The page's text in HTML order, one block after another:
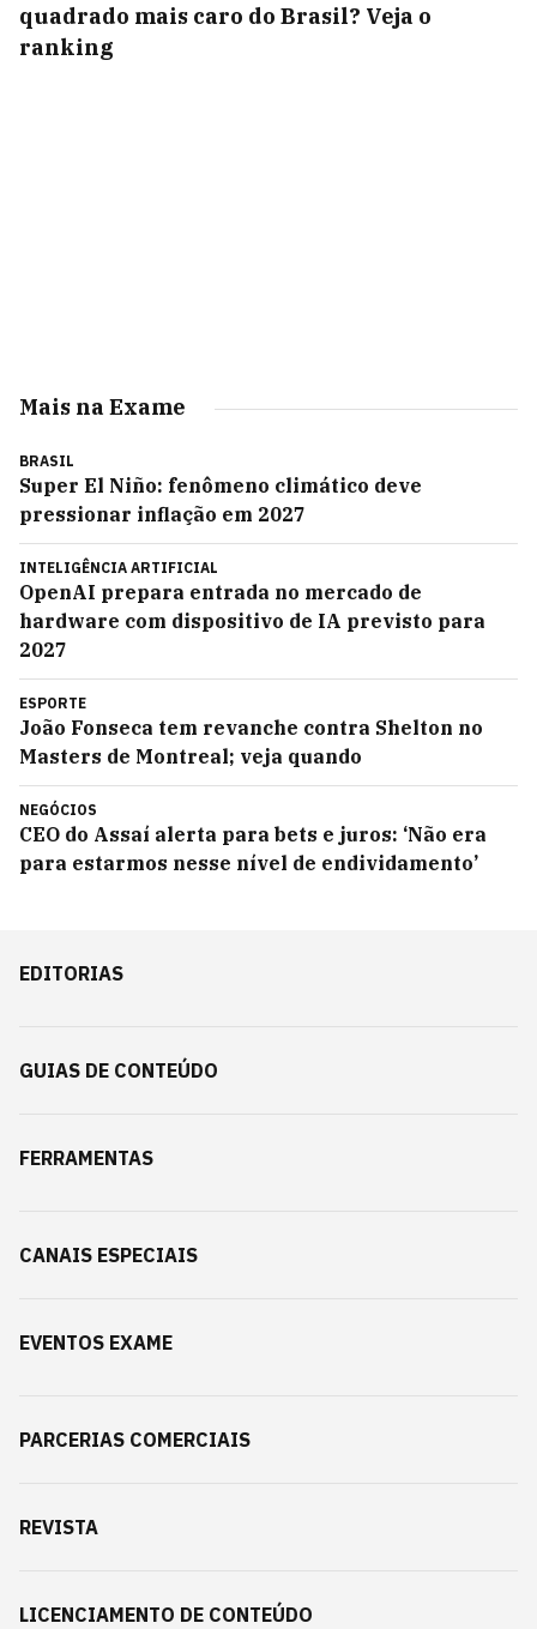
quadrado mais caro do Brasil? Veja o
ranking
Mais na Exame
BRASIL
Super El Niño: fenômeno climático deve
pressionar inflação em 2027
INTELIGÊNCIA ARTIFICIAL
OpenAI prepara entrada no mercado de
hardware com dispositivo de IA previsto para
2027
ESPORTE
João Fonseca tem revanche contra Shelton no
Masters de Montreal; veja quando
NEGÓCIOS
CEO do Assaí alerta para bets e juros: ‘Não era
para estarmos nesse nível de endividamento’
EDITORIAS
GUIAS DE CONTEÚDO
FERRAMENTAS
CANAIS ESPECIAIS
EVENTOS EXAME
PARCERIAS COMERCIAIS
REVISTA
LICENCIAMENTO DE CONTEÚDO